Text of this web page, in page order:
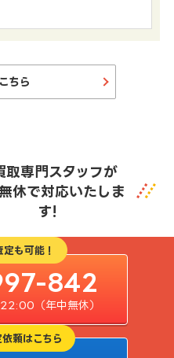
ちら
取専門スタッフが
休で対応いたしま
す!
も可能！
842
（年中無休）
頼はこちら